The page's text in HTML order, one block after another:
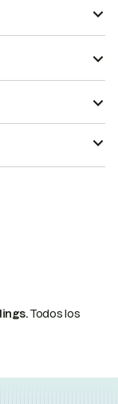
Todos los